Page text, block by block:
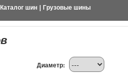
Каталог шин Грузовые шины
Диаметр: